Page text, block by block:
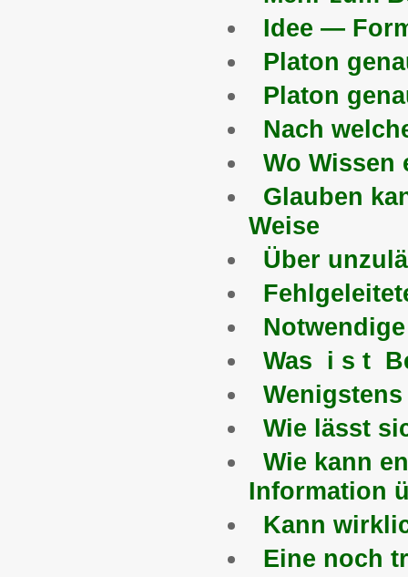
Idee —
Platon
Platon
Nach
Wo
Glauben
Weise
Über
Was i s t
Wie lässt
Wie kann
Information
Kann
Eine noch